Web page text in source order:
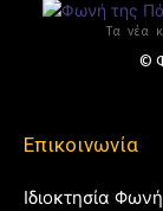
Τα νέα
©
Επικοινωνία
Ιδιοκτησία